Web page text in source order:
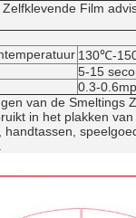
Film
130℃-
5-15
0.3-
van de Smeltings
in het plakken